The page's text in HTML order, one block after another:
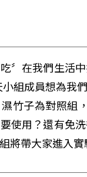
吃〞在我們生活
組成員想為我
竹子為對照組
使用？還有免
將帶大家進入實